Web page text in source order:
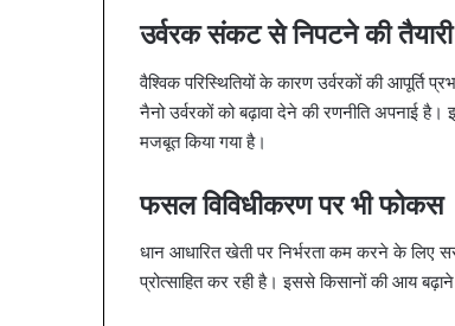
उर्वरक संकट से निपटने की तैयारी
वैश्विक परिस्थितियों के कारण उर्वरकों की
नैनो उर्वरकों को बढ़ावा देने की रणनीति अपनाई
मजबूत किया गया है।
फसल विविधीकरण पर भी फोकस
धान आधारित खेती पर निर्भरता कम करने के लिए
प्रोत्साहित कर रही है। इससे किसानों की आय